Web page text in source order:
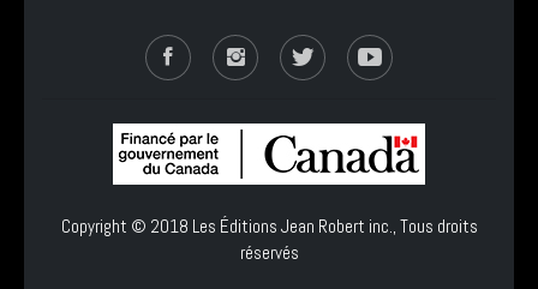
Copyright © 2018 Les Éditions Jean Robert inc., Tous droits
réservés